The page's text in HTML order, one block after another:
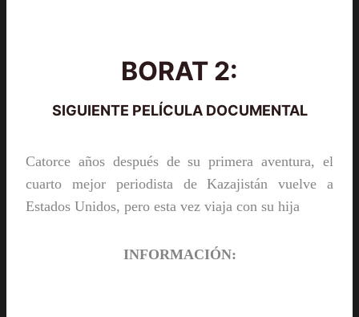
BORAT 2:
SIGUIENTE PELÍCULA DOCUMENTAL
Catorce años después de su primera aventura, el
cuarto mejor periodista de Kazajistán vuelve a
Estados Unidos, pero esta vez viaja con su hija
INFORMACIÓN: